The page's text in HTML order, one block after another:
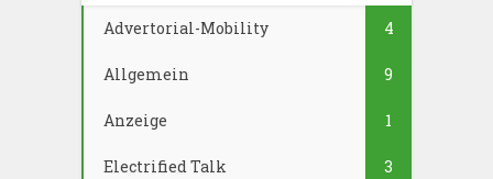
Advertorial-Mobility 4
Allgemein 9
Anzeige 1
Electrified Talk 3